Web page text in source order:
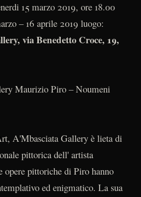
15 marzo 2019, ore 18.00
– 16 aprile 2019 luogo:
via Benedetto Croce, 19,
Maurizio Piro – Noumeni
A'Mbasciata Gallery è lieta di
pittorica dell' artista
pittoriche di Piro hanno
ed enigmatico. La sua